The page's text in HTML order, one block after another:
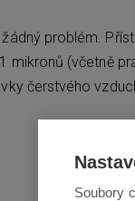
problém.
mikronů (včetně
čerstvého
Soubory